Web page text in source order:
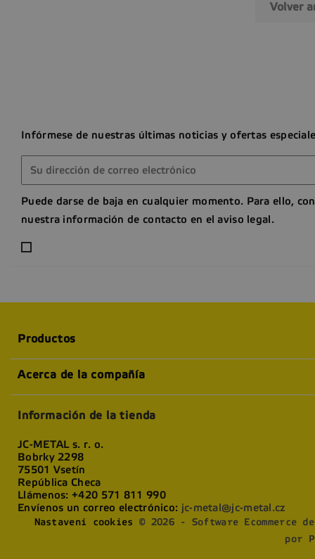
Volver
Infórmese de nuestras últimas noticias y ofertas
Puede darse de baja en cualquier momento. Para ello,
nuestra información de contacto en el aviso legal.
Productos
Acerca de la compañía
Información de la tienda
JC-METAL s. r. o.
Bobrky 2298
75501 Vsetín
República Checa
Llámenos:+420 571 811 990
Envíenos un correo electrónico: jc-metal@jc-metal.cz
Nastavení cookies
© 2026 - Software Ecommerce
por